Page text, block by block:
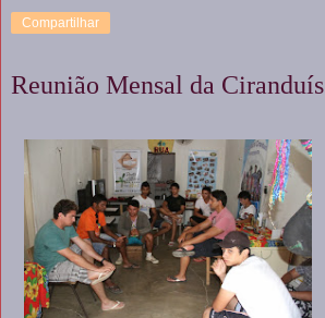
Compartilhar
Reunião Mensal da Ciranduís